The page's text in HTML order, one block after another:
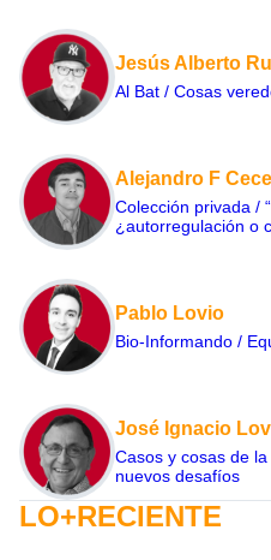
Jesús Alberto
Al Bat / Cosas
Alejandro F
Colección privada /
¿autorregulación o
Pablo Lovio
Bio-Informando /
José Ignacio
Casos y cosas de
nuevos desafíos
LO+RECIENTE